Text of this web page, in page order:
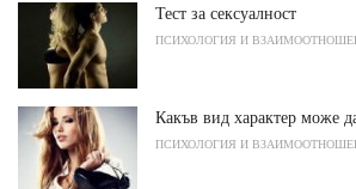
Тест за сексуалност
ПСИХОЛОГИЯ И
Какъв вид характер може
ПСИХОЛОГИЯ И